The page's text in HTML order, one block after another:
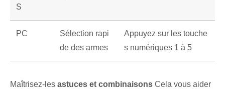
S
PC
Sélection rapi
de des armes⁢
Appuyez sur les touche
s numériques 1 à 5
Maîtrisez-les astuces et combinaisons Cela vous aider